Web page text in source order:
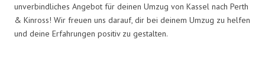
unverbindliches Angebot für deinen Umzug von Kassel nach Perth
& Kinross! Wir freuen uns darauf, dir bei deinem Umzug zu helfen
und deine Erfahrungen positiv zu gestalten.